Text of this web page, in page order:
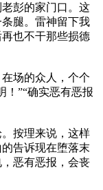
彭的家门口。这
腿。雷神留下我
也不干那些损德
场的众人，个个
！”“确实恶有恶报
按理来说，这样
告诉现在堕落末
恶有恶报，会丧